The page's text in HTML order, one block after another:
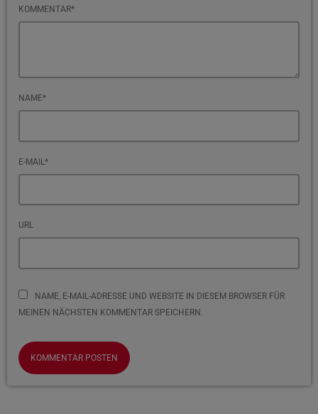
KOMMENTAR*
NAME*
E-MAIL*
URL
NAME, E-MAIL-ADRESSE UND WEBSITE IN DIESEM BROWSER FÜR
MEINEN NÄCHSTEN KOMMENTAR SPEICHERN.